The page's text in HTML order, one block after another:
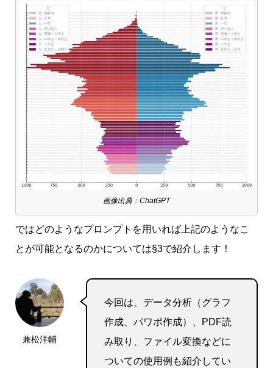
画像出典：ChatGPT
ではどのようなプロンプトを用いれば上記のようなこ
とが可能となるのかについては§3で紹介します！
兼松洋輔
今回は、データ分析（グラフ
作成、パワポ作成）、PDF読
み取り、ファイル変換などに
ついての使用例も紹介してい